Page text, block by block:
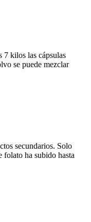
7 kilos las cápsulas
se puede mezclar
secundarios. Solo
folato ha subido hasta